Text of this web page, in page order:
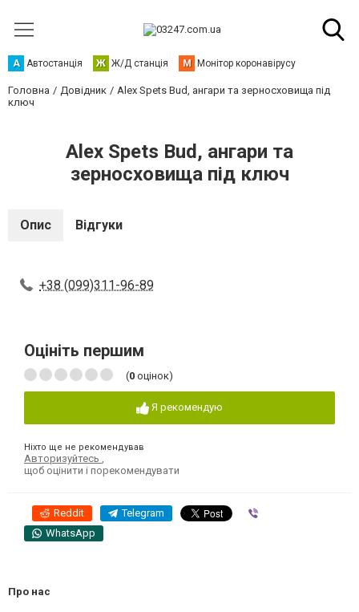
А Автостанція Ж Ж/Д станція М Монітор коронавірусу
Головна Довідник
Alex Spets Bud, ангари та зерносховища під
ключ
Alex Spets Bud, ангари та
зерносховища під ключ
Опис Відгуки
+38 (099)311-96-89
Оцініть першим
(0 оцінок)
Я рекомендую
Ніхто ще не рекомендував
Авторизуйтесь
щоб оцінити і порекомендувати
Reddit Telegram
WhatsApp
Про нас